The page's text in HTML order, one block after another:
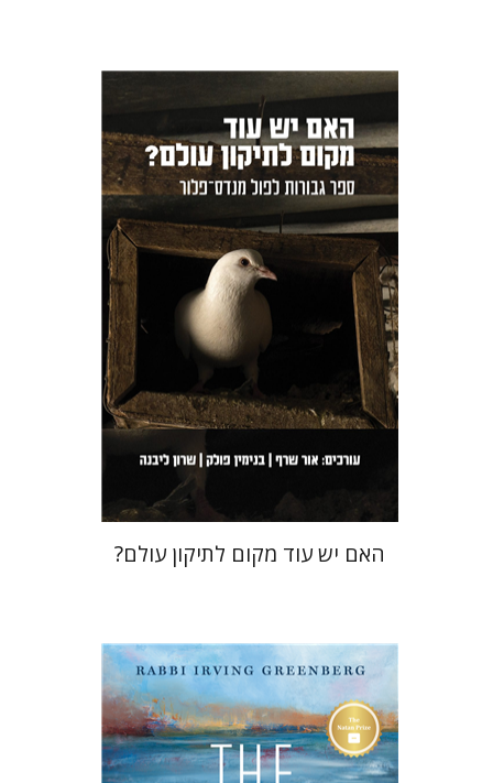
שרון ליבנה בנימין פולק אור שרף
הנחת אתר ספר מודפס
$40
$36
האם יש עוד מקום לתיקון עולם?
Irving (Yitz) Greenberg